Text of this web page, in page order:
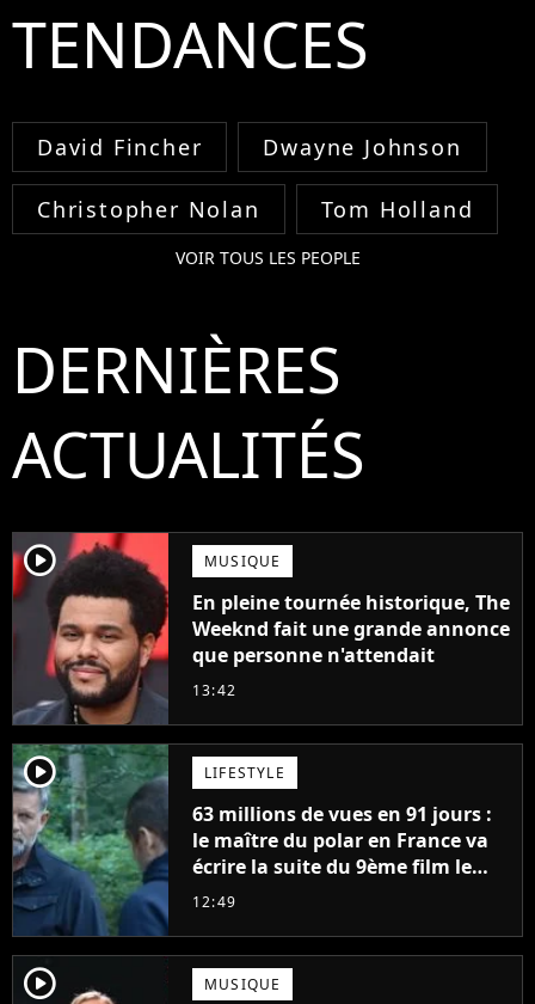
TENDANCES
David Fincher Dwayne Johnson
Christopher Nolan Tom Holland
VOIR TOUS LES PEOPLE
DERNIÈRES
ACTUALITÉS
player2 MUSIQUE
En pleine tournée historique, The
Weeknd fait une grande annonce
que personne n'attendait
13:42
player2 LIFESTYLE
63 millions de vues en 91 jours :
le maître du polar en France va
écrire la suite du 9ème film le
plus regardé sur Netflix
12:49
player2 MUSIQUE